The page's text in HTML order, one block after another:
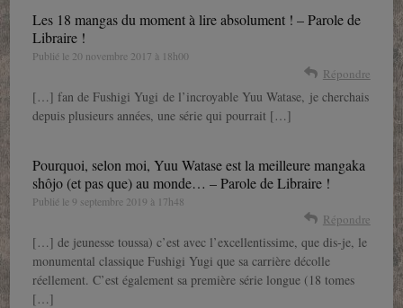
Les 18 mangas du moment à lire absolument ! – Parole de
Libraire !
Publié le 20 novembre 2017 à 18h00
Répondre
[…] fan de Fushigi Yugi de l’incroyable Yuu Watase, je cherchais
depuis plusieurs années, une série qui pourrait […]
Pourquoi, selon moi, Yuu Watase est la meilleure mangaka
shôjo (et pas que) au monde… – Parole de Libraire !
Publié le 9 septembre 2019 à 17h48
Répondre
[…] de jeunesse toussa) c’est avec l’excellentissime, que dis-je, le
monumental classique Fushigi Yugi que sa carrière décolle
réellement. C’est également sa première série longue (18 tomes
[…]